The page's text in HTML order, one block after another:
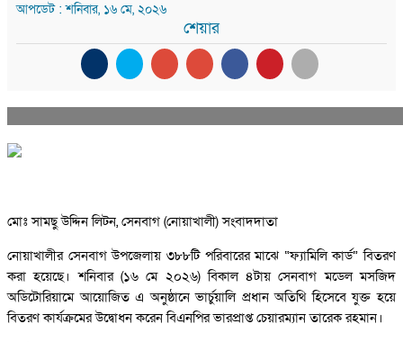
আপডেট : শনিবার, ১৬ মে, ২০২৬
শেয়ার
মোঃ সামছু উদ্দিন লিটন, সেনবাগ (নোয়াখালী) সংবাদদাতা
নোয়াখালীর সেনবাগ উপজেলায় ৩৮৮টি পরিবারের মাঝে “ফ্যামিলি কার্ড” বিতরণ
করা হয়েছে। শনিবার (১৬ মে ২০২৬) বিকাল ৪টায় সেনবাগ মডেল মসজিদ
অডিটোরিয়ামে আয়োজিত এ অনুষ্ঠানে ভার্চুয়ালি প্রধান অতিথি হিসেবে যুক্ত হয়ে
বিতরণ কার্যক্রমের উদ্বোধন করেন বিএনপির ভারপ্রাপ্ত চেয়ারম্যান তারেক রহমান।